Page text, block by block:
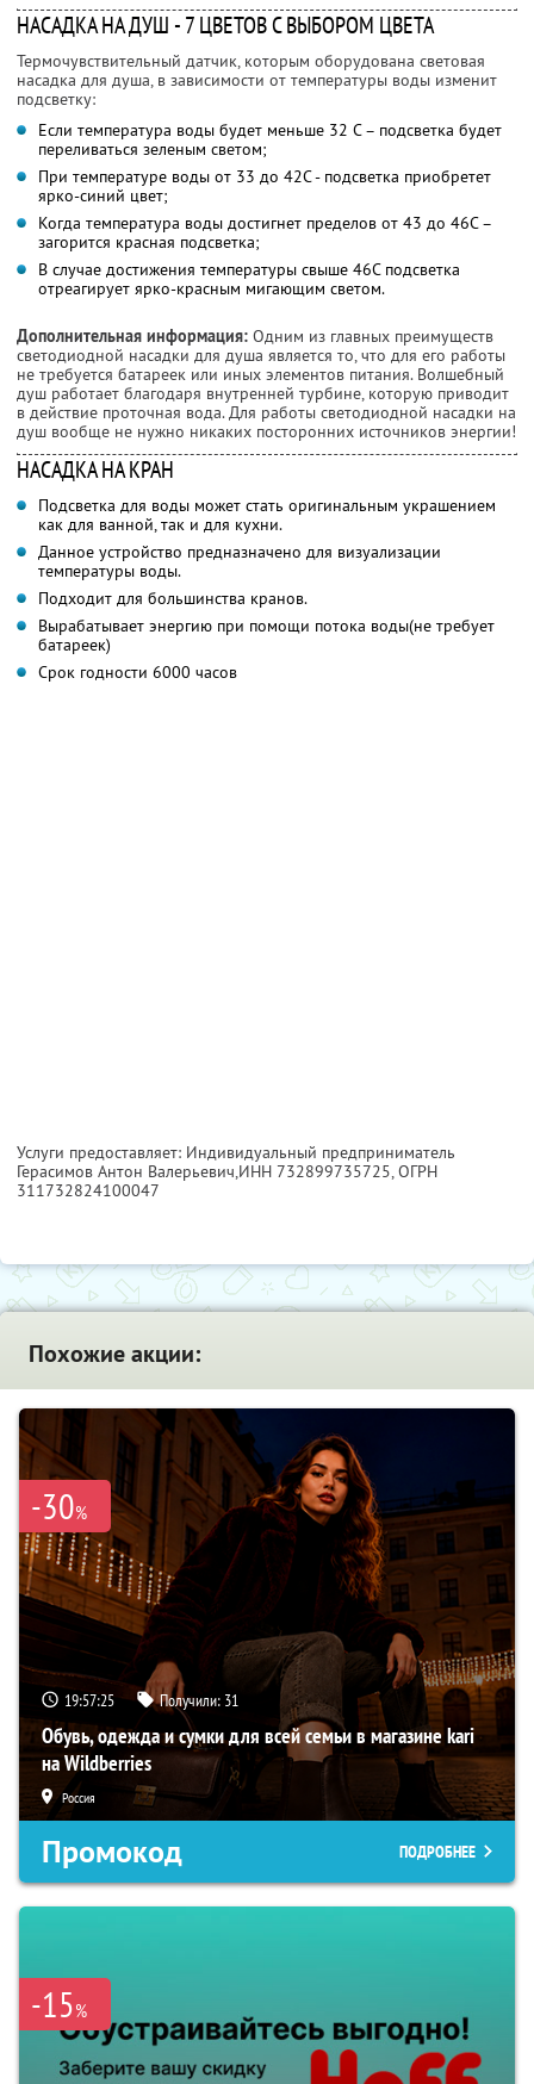
НАСАДКА НА ДУШ - 7 ЦВЕТОВ С ВЫБОРОМ ЦВЕТА
Термочувствительный датчик, которым оборудована световая
насадка для душа, в зависимости от температуры воды изменит
подсветку:
Если температура воды будет меньше 32 С – подсветка будет
переливаться зеленым светом;
При температуре воды от 33 до 42С - подсветка приобретет
ярко-синий цвет;
Когда температура воды достигнет пределов от 43 до 46С –
загорится красная подсветка;
В случае достижения температуры свыше 46С подсветка
отреагирует ярко-красным мигающим светом.
Дополнительная информация: Одним из главных преимуществ
светодиодной насадки для душа является то, что для его работы
не требуется батареек или иных элементов питания. Волшебный
душ работает благодаря внутренней турбине, которую приводит
в действие проточная вода. Для работы светодиодной насадки на
душ вообще не нужно никаких посторонних источников энергии!
НАСАДКА НА КРАН
Подсветка для воды может стать оригинальным украшением
как для ванной, так и для кухни.
Данное устройство предназначено для визуализации
температуры воды.
Подходит для большинства кранов.
Вырабатывает энергию при помощи потока воды(не требует
батареек)
Срок годности 6000 часов
Услуги предоставляет: Индивидуальный предприниматель
Герасимов Антон Валерьевич,ИНН 732899735725, ОГРН
311732824100047
Похожие акции:
-30%
19:57:24 Получили: 31
Обувь, одежда и сумки для всей семьи в магазине kari
на Wildberries
Россия
Промокод ПОДРОБНЕЕ
-15%